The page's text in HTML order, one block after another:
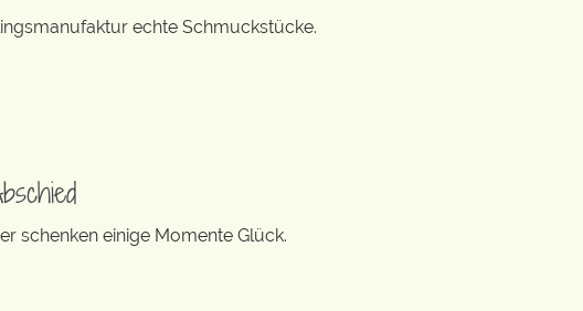
echte Schmuckstücke.
schenken einige Momente Glück.